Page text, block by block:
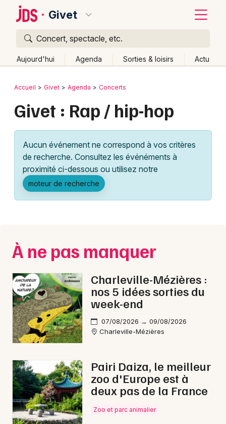
Givet
Concert, spectacle, etc.
Aujourd'hui Agenda Sorties & loisirs Actu
Publier un événement
Grands événements
Activité & Expérience
Manifestations
Spectacles
Concerts
Sports
Soirées
Sorties famille
Expos
Sorties & loisirs
Rap dans la Ardennes
Bordeaux
Lille
Lyon
Marseille
Nantes
Nice
Paris
Strasbourg
Toulouse
Retour
Accueil Givet Agenda Concerts
Givet : Rap / hip-hop
Aucun événement ne correspond à vos critères
de recherche. Consultez les événéments à
proximité ci-dessous ou utilisez notre
moteur de recherche
À ne pas manquer
Charleville-Mézières :
nos 5 idées sorties du
week-end
07/08/2026 → 09/08/2026
Charleville-Mézières
Pairi Daiza, le meilleur
zoo d'Europe est à
deux pas de la France
Zoo et parc animalier
Quoi ?
Où ?
Champagne-Ardenne
Partout
Près de moi
Quand ?
Effacer les dates